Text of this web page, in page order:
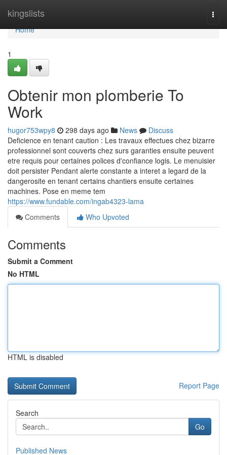
kingslists
Home
Home
1
Obtenir mon plomberie To
Work
hugor753wpy8 298 days ago News
Discuss
Deficience en tenant caution : Les travaux effectues chez bizarre
professionnel sont couverts chez surs garanties ensuite peuvent
etre requis pour certaines polices d'confiance logis. Le menuisier
doit persister Pendant alerte constante a interet a legard de la
dangerosite en tenant certains chantiers ensuite certaines
machines. Pose en meme tem
https://www.fundable.com/ingab4323-lama
Comments
Who Upvoted
Comments
Submit a Comment
No HTML
HTML is disabled
Report Page
Search
Go
Published News